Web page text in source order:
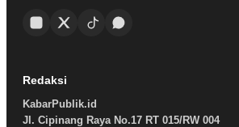
Redaksi
KabarPublik.id
Jl. Cipinang Raya No.17 RT 015/RW 004